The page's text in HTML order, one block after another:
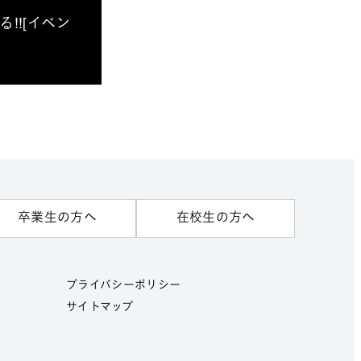
!![イベン
卒業生の方へ 在校生の方へ
プライバシーポリシー
サイトマップ